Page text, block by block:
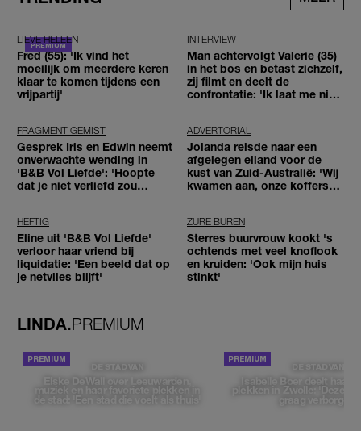
LIEVE HELEEN
Fred (55): 'Ik vind het
moeilijk om meerdere keren
klaar te komen tijdens een
vrijpartij'
INTERVIEW
Man achtervolgt Valerie (35)
in het bos en betast zichzelf,
zij filmt en deelt de
confrontatie: 'Ik laat me niet
FRAGMENT GEMIST
Gesprek Iris en Edwin neemt
onverwachte wending in
'B&B Vol Liefde': 'Hoopte
dat je niet verliefd zou
ADVERTORIAL
Jolanda reisde naar een
afgelegen eiland voor de
kust van Zuid-Australië: 'Wij
kwamen aan, onze koffers
HEFTIG
Eline uit 'B&B Vol Liefde'
verloor haar vriend bij
liquidatie: 'Een beeld dat op
je netvlies blijft'
ZURE BUREN
Sterres buurvrouw kookt 's
ochtends met veel knoflook
en kruiden: 'Ook mijn huis
stinkt'
LINDA.PREMIUM
DE STAD VAN
Elske DeWall over Leeuwarden,
muziek en haar favoriete plekken in
de stad: 'Een stad die voelt als thuis'
DE STAD VAN
Isabelle Boer deelt haar
plekken in Zwolle: 'Deze
graag verborgen'